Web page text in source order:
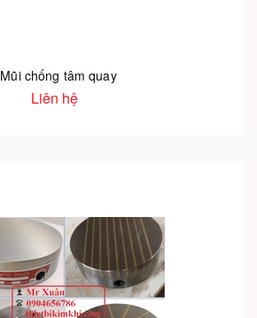
Mũi chống tâm quay
Liên hệ